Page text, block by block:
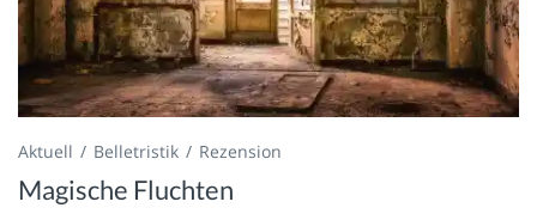
Aktuell Belletristik Rezension
Magische Fluchten